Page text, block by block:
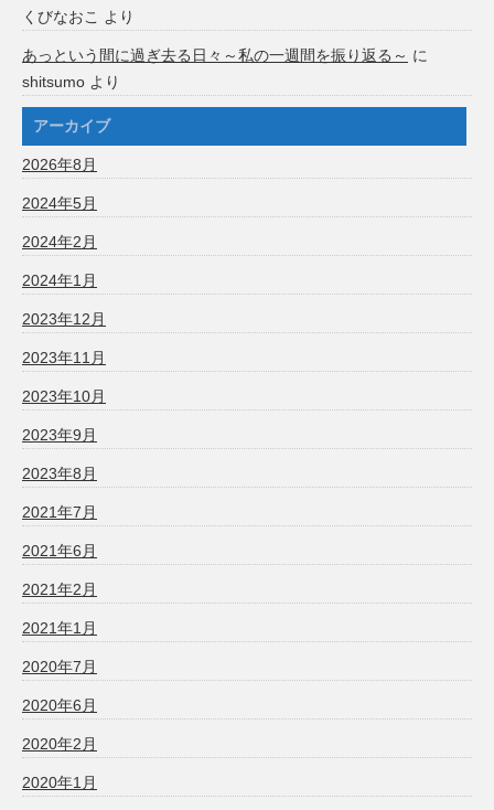
くびなおこ
より
あっという間に過ぎ去る日々～私の一週間を振り返る～ に
shitsumo より
アーカイブ
2026年8月
2024年5月
2024年2月
2024年1月
2023年12月
2023年11月
2023年10月
2023年9月
2023年8月
2021年7月
2021年6月
2021年2月
2021年1月
2020年7月
2020年6月
2020年2月
2020年1月